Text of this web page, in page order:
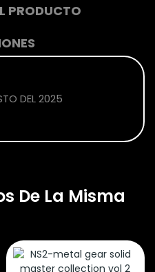
PRODUCTO
DEL 2025
De La Misma